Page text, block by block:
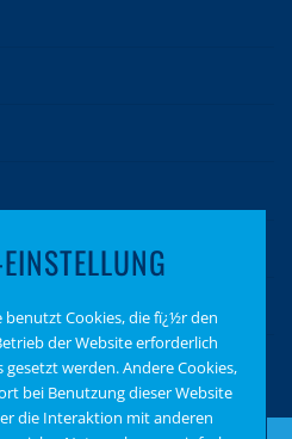
benutzt Cookies, die fï¿½r den
der Website erforderlich
werden. Andere Cookies,
bei Benutzung dieser Website
die Interaktion mit anderen